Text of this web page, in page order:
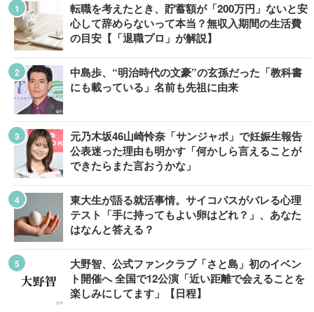
転職を考えたとき、貯蓄額が「200万円」ないと安
心して辞めらないって本当？無収入期間の生活費
の目安【「退職プロ」が解説】
中島歩、“明治時代の文豪”の玄孫だった「教科書
にも載っている」名前も先祖に由来
元乃木坂46山崎怜奈「サンジャポ」で妊娠生報告
公表迷った理由も明かす「何かしら言えることが
できたらまた言おうかな」
東大生が語る就活事情。サイコパスがバレる心理
テスト「手に持ってもよい卵はどれ？」、あなた
はなんと答える？
大野智、公式ファンクラブ「さと島」初のイベン
ト開催へ 全国で12公演「近い距離で会えることを
楽しみにしてます」【日程】